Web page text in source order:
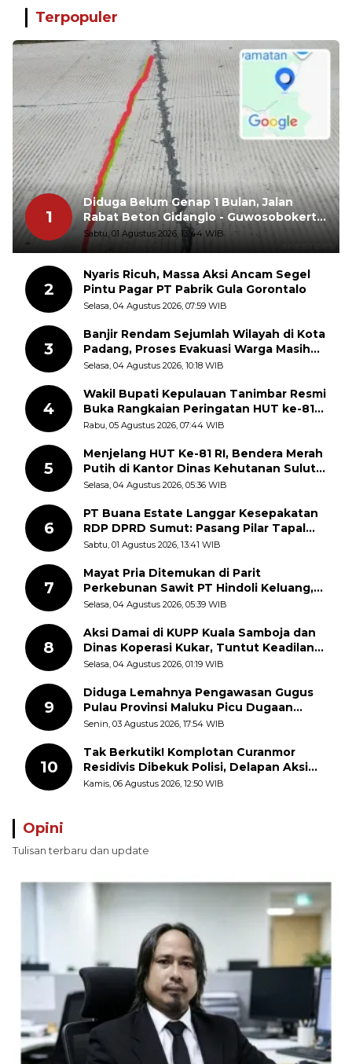
Terpopuler
1
Diduga Belum Genap 1 Bulan, Jalan
Rabat Beton Gidanglo - Guwosobokerto
Sudah Pecah
Sabtu, 01 Agustus 2026, 13:44 WIB
2
Nyaris Ricuh, Massa Aksi Ancam Segel
Pintu Pagar PT Pabrik Gula Gorontalo
Selasa, 04 Agustus 2026, 07:59 WIB
3
Banjir Rendam Sejumlah Wilayah di Kota
Padang, Proses Evakuasi Warga Masih
Berlangsung
Selasa, 04 Agustus 2026, 10:18 WIB
4
Wakil Bupati Kepulauan Tanimbar Resmi
Buka Rangkaian Peringatan HUT ke-81
Kemerdekaan RI, ASN Diajak Perkuat
Rabu, 05 Agustus 2026, 07:44 WIB
5
Menjelang HUT Ke-81 RI, Bendera Merah
Putih di Kantor Dinas Kehutanan Sulut
Disorot Warga
Selasa, 04 Agustus 2026, 05:36 WIB
6
PT Buana Estate Langgar Kesepakatan
RDP DPRD Sumut: Pasang Pilar Tapal
Batas Sepihak Tanpa Libatkan
Sabtu, 01 Agustus 2026, 13:41 WIB
7
Mayat Pria Ditemukan di Parit
Perkebunan Sawit PT Hindoli Keluang,
Polisi Selidiki Penyebab Kematian
Selasa, 04 Agustus 2026, 05:39 WIB
8
Aksi Damai di KUPP Kuala Samboja dan
Dinas Koperasi Kukar, Tuntut Keadilan
dan Kesempatan Kerja yang Adil
Selasa, 04 Agustus 2026, 01:19 WIB
9
Diduga Lemahnya Pengawasan Gugus
Pulau Provinsi Maluku Picu Dugaan
Pungli terhadap Nelayan Bale-Bale di
Senin, 03 Agustus 2026, 17:54 WIB
10
Tak Berkutik! Komplotan Curanmor
Residivis Dibekuk Polisi, Delapan Aksi
Curanmor Di Candipuro Terungkap
Kamis, 06 Agustus 2026, 12:50 WIB
Opini
Tulisan terbaru dan update